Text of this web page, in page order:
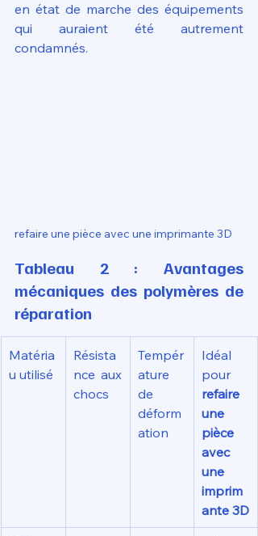
en état de marche des équipements
qui auraient été autrement
condamnés.
refaire une pièce avec une imprimante 3D
Tableau 2 : Avantages
mécaniques des polymères de
réparation
Matéria
u utilisé
Résista
nce aux
chocs
Tempér
ature
de
déform
ation
Idéal
refaire
une
pièce
avec
une
imprim
ante 3D